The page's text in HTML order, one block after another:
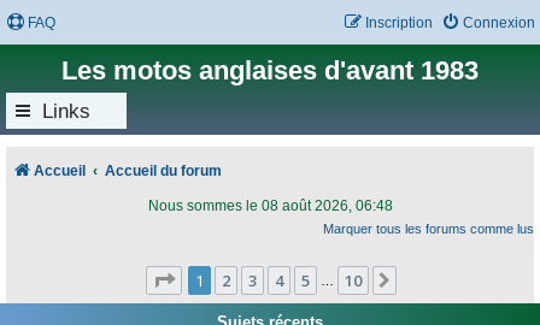
FAQ Connexion
Inscription
Les motos anglaises d'avant 1983
Links
Accueil Accueil du forum
Nous sommes le 08 août 2026, 06:48
Marquer tous les forums comme lus
Page 1sur
1 2 3 4 5 10
Sujets récents